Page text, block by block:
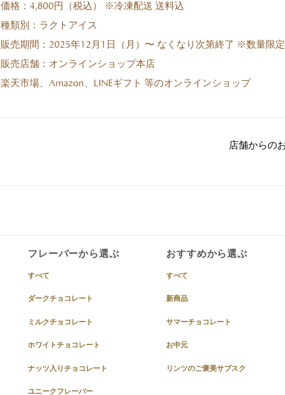
価格：4,800円（税込） ※冷凍配送 送料込
種類別：ラクトアイス
販売期間：2025年12月1日（月）〜 なくなり次第終了 ※数量限定
販売店舗：オンラインショップ本店
楽天市場、Amazon、LINEギフト 等のオンラインショップ
店舗からの
フレーバーから選ぶ
すべて
ダークチョコレート
ミルクチョコレート
ホワイトチョコレート
ナッツ入りチョコレート
ユニークフレーバー
おすすめから選ぶ
すべて
新商品
サマーチョコレート
お中元
リンツのご褒美サブスク